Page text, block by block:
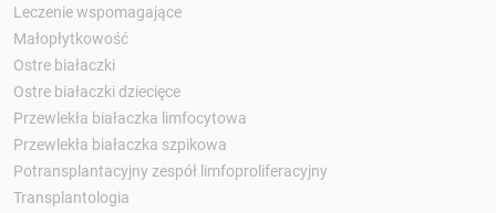
Leczenie wspomagające
Małopłytkowość
Ostre białaczki
Ostre białaczki dziecięce
Przewlekła białaczka limfocytowa
Przewlekła białaczka szpikowa
Potransplantacyjny zespół limfoproliferacyjny
Transplantologia